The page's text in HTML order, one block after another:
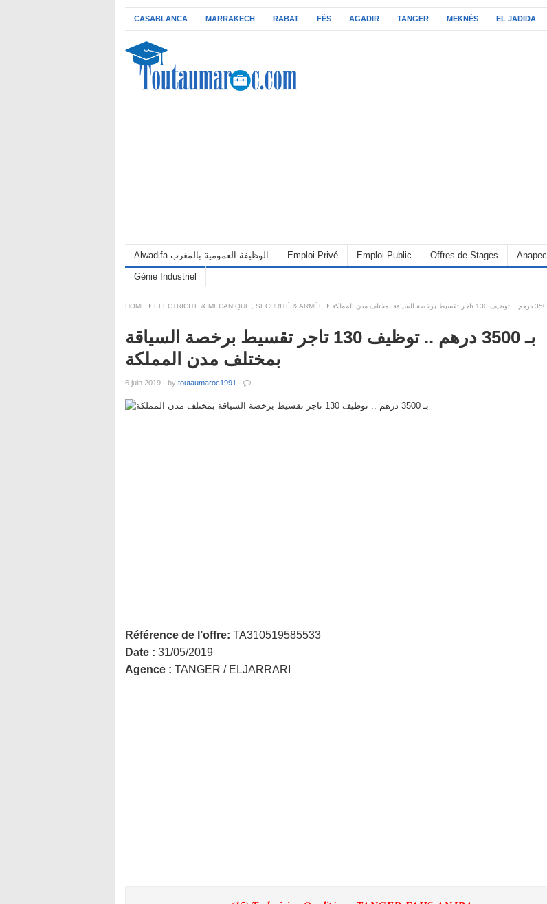
CASABLANCA MARRAKECH RABAT FÈS AGADIR TANGER MEKNÈS EL JADIDA
Alwadifa الوظيفة العمومية بالمغرب Emploi Privé Emploi Public Offres de Stages Anapec
Génie Industriel
HOME ELECTRICITÉ & MÉCANIQUE SÉCURITÉ & ARMÉE
بـ 3500 درهم .. توظيف 130 تاجر تقسيط برخصة السياقة
بمختلف مدن المملكة
6 juin 2019 · by toutaumaroc1991 ·
Référence de l’offre: TA310519585533
Date : 31/05/2019
Agence : TANGER / ELJARRARI